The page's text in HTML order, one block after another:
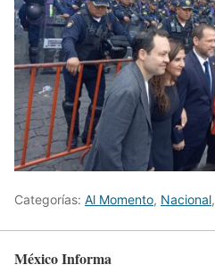
Categorías: Al Momento, Nacional,
México Informa